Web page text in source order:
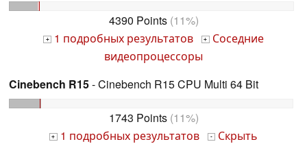
4390 Points(11%)
+ 1 подробных результатов + Соседние
видеопроцессоры
Cinebench R15- Cinebench R15 CPU Multi 64 Bit
1743 Points(11%)
+ 1 подробных результатов - Скрыть